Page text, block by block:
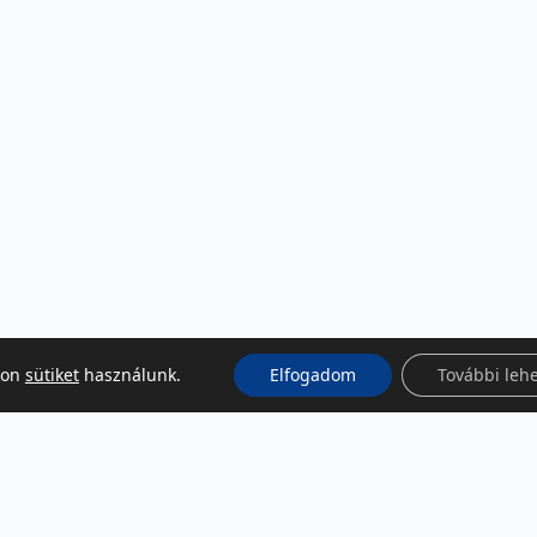
sütikethasználunk. Elfogadom További